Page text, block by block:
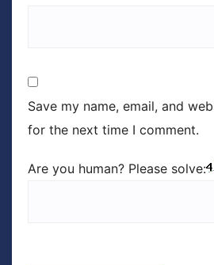
Save my name, email, and
for the next time I comment.
Are you human? Please solve: